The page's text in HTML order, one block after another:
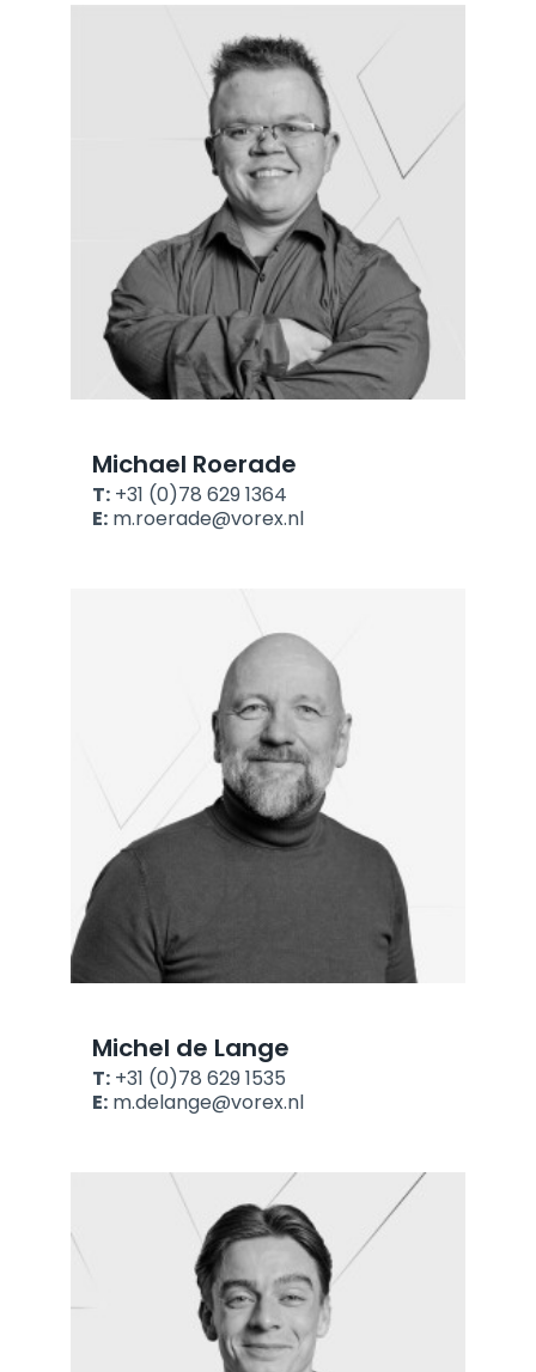
Michael Roerade
T: +31 (0)78 629 1364
E: m.roerade@vorex.nl
Michel de Lange
T: +31 (0)78 629 1535
E: m.delange@vorex.nl